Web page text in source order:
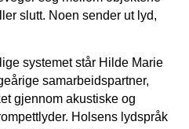
slutt. Noen sender ut lyd,
systemet står Hilde Marie
samarbeidspartner,
gjennom akustiske og
Holsens lydspråk